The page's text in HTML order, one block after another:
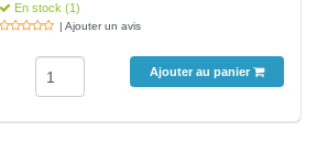
En stock (1)
| Ajouter un avis
Ajouter au panier